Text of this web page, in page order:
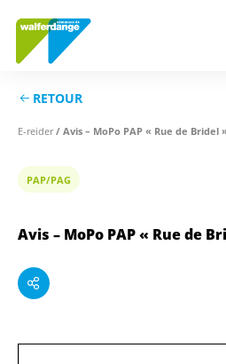
RETOUR
E-reider/ Avis – MoPo PAP « Rue de Bridel »
PAP/PAG
Avis – MoPo PAP « Rue de